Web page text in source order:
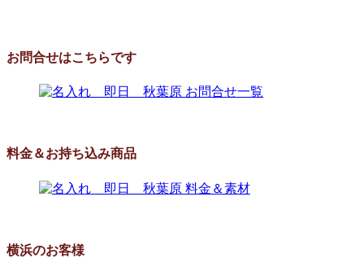
お問合せはこちらです
料金＆お持ち込み商品
横浜のお客様